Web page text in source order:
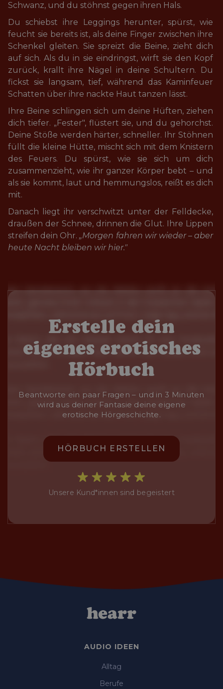
Schwanz, und du stöhnst gegen ihren Hals.
Du schiebst ihre Leggings herunter, spürst, wie
feucht sie bereits ist, als deine Finger zwischen ihre
Schenkel gleiten. Sie spreizt die Beine, zieht dich
auf sich. Als du in sie eindringst, wirft sie den Kopf
zurück, krallt ihre Nägel in deine Schultern. Du
fickst sie langsam, tief, während das Kaminfeuer
Schatten über ihre nackte Haut tanzen lässt.
Ihre Beine schlingen sich um deine Hüften, ziehen
dich tiefer. „Fester", flüstert sie, und du gehorchst.
Deine Stöße werden härter, schneller. Ihr Stöhnen
füllt die kleine Hütte, mischt sich mit dem Knistern
des Feuers. Du spürst, wie sie sich um dich
zusammenzieht, wie ihr ganzer Körper bebt – und
als sie kommt, laut und hemmungslos, reißt es dich
mit.
Danach liegt ihr verschwitzt unter der Felldecke,
draußen der Schnee, drinnen die Glut. Ihre Lippen
streifen dein Ohr. „Morgen fahren wir wieder – aber
heute Nacht bleiben wir hier."
Erstelle dein
eigenes erotisches
Hörbuch
Beantworte ein paar Fragen – und in 3 Minuten
wird aus deiner Fantasie deine eigene
erotische Hörgeschichte.
HÖRBUCH ERSTELLEN
Unsere Kund*innen sind begeistert
AUDIO IDEEN
Alltag
Berufe